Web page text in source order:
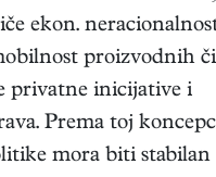
ekon.
proizvodnih
privatne inicijative i
Prema toj
mora biti stabilan